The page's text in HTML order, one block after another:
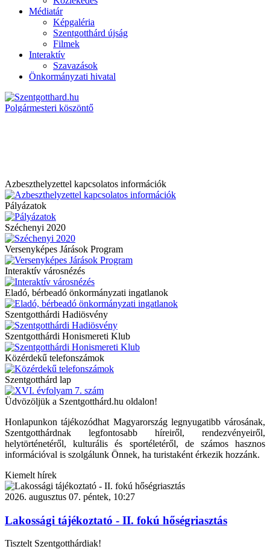
Médiatár
Képgaléria
Szentgotthárd újság
Filmek
Interaktív
Szavazások
Önkormányzati hivatal
Polgármesteri köszöntő
Azbeszthelyzettel kapcsolatos információk
Pályázatok
Széchenyi 2020
Versenyképes Járások Program
Interaktív városnézés
Eladó, bérbeadó önkormányzati ingatlanok
Szentgotthárdi Hadiösvény
Szentgotthárdi Honismereti Klub
Közérdekű telefonszámok
Szentgotthárd lap
Üdvözöljük a Szentgotthárd.hu oldalon!
Honlapunkon tájékozódhat Magyarország legnyugatibb városának,
Szentgotthárdnak legfontosabb híreiről, rendezvényeiről,
helytörténetéről, kulturális és sportéletéről, de számos hasznos
információval is szolgálunk Önnek, ha turistaként érkezik hozzánk.
Kiemelt hírek
2026. augusztus 07. péntek, 10:27
Lakossági tájékoztató - II. fokú hőségriasztás
Tisztelt Szentgotthárdiak!